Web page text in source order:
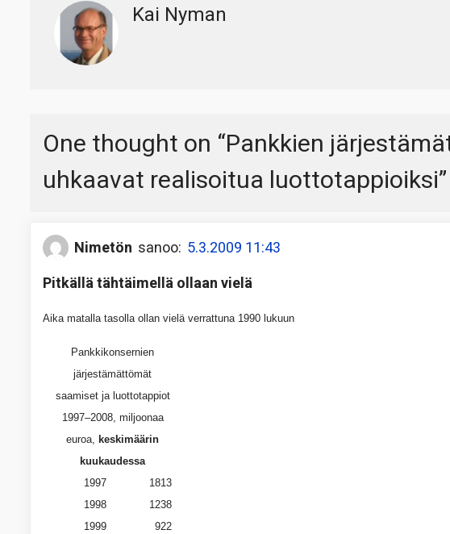
Kai Nyman
One thought on “Pankkien
uhkaavat realisoitua luottotappioiksi”
Nimetön sanoo: 5.3.2009 11:43
Pitkällä tähtäimellä ollaan vielä
Aika matalla tasolla ollan vielä verrattuna 1990 lukuun
Pankkikonsernien
järjestämättömät
saamiset ja luottotappiot
1997–2008, miljoonaa
euroa, keskimäärin
kuukaudessa
1997
1813
1998
1238
1999
922